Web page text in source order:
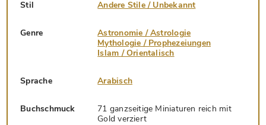
Stil Andere Stile / Unbekannt
Genre
Astronomie / Astrologie
Mythologie / Prophezeiungen
Islam / Orientalisch
Sprache Arabisch
Buchschmuck
71 ganzseitige Miniaturen reich mit
Gold verziert